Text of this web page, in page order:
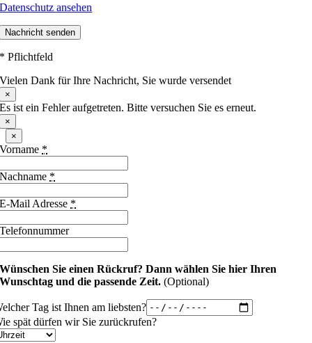
Datenschutz ansehen
Nachricht senden
* Pflichtfeld
Vielen Dank für Ihre Nachricht, Sie wurde versendet
×
Es ist ein Fehler aufgetreten. Bitte versuchen Sie es erneut.
×
×
Vorname *
Nachname *
E-Mail Adresse *
Telefonnummer
Wünschen Sie einen Rückruf? Dann wählen Sie hier Ihren
Wunschtag und die passende Zeit.(Optional)
Tag ist Ihnen am liebsten?
spät dürfen wir Sie zurückrufen?